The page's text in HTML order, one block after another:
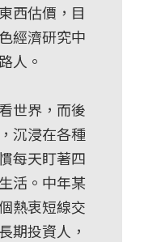
西估價，目
經濟研究中
人。
世界，而後
沉浸在各種
每天盯著四
活。中年某
熱衷短線交
期投資人，